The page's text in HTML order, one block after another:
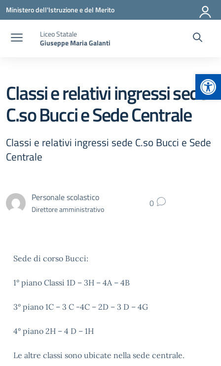
Vai ai contenuti
Vai al menu di navigazione
Vai al footer
Ministero dell'Istruzione e del Merito
Liceo Statale
Giuseppe Maria Galanti
Classi e relativi ingressi sede
C.so Bucci e Sede Centrale
Classi e relativi ingressi sede C.so Bucci e Sede
Centrale
Personale scolastico
Direttore amministrativo 0
Sede di corso Bucci:
1° piano Classi 1D – 3H – 4A – 4B
3° piano 1C – 3 C -4C – 2D – 3 D – 4G
4° piano 2H – 4 D – 1H
Le altre classi sono ubicate nella sede centrale.